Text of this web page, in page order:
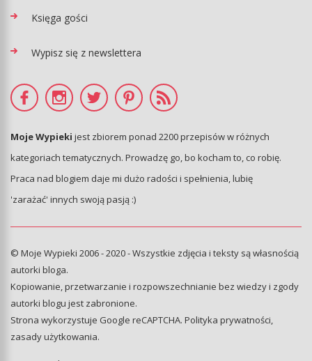
Księga gości
Wypisz się z newslettera
Moje Wypieki jest zbiorem ponad 2200 przepisów w różnych
kategoriach tematycznych. Prowadzę go, bo kocham to, co robię.
Praca nad blogiem daje mi dużo radości i spełnienia, lubię
'zarażać' innych swoją pasją :)
© Moje Wypieki 2006 - 2020 - Wszystkie zdjęcia i teksty są własnością
autorki bloga.
Kopiowanie, przetwarzanie i rozpowszechnianie bez wiedzy i zgody
autorki blogu jest zabronione.
Strona wykorzystuje Google reCAPTCHA. Polityka prywatności,
zasady użytkowania.